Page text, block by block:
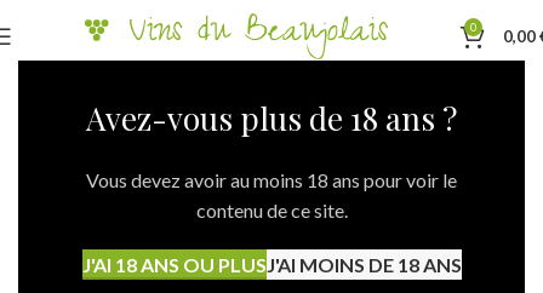
Avez-vous plus de 18 ans ?
Vous devez avoir au moins 18 ans pour voir le
contenu de ce site.
J'AI 18 ANS OU PLUSJ'AI MOINS DE 18 ANS
0 0,00